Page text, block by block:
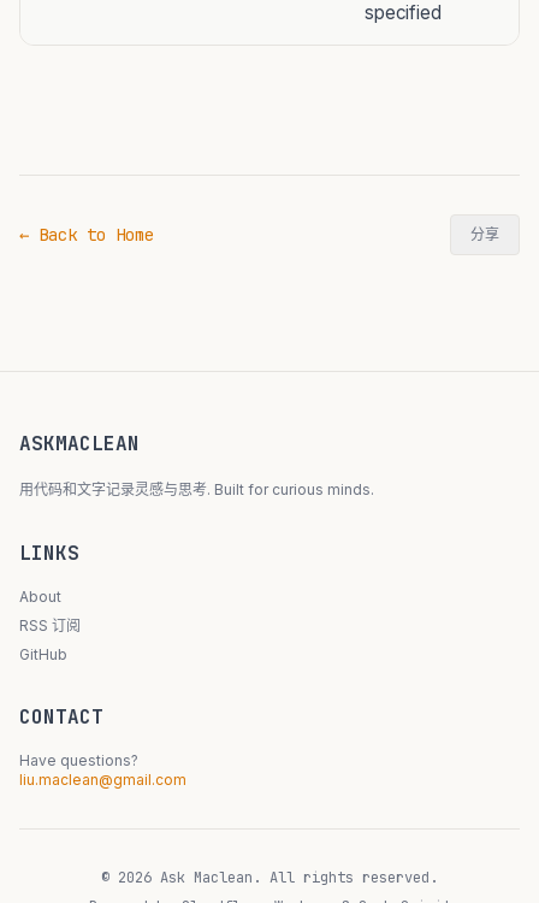
specified
← Back to Home 分享
ASKMACLEAN
用代码和文字记录灵感与思考. Built for curious minds.
LINKS
About
RSS 订阅
GitHub
CONTACT
Have questions?
liu.maclean@gmail.com
© 2026 Ask Maclean. All rights reserved.